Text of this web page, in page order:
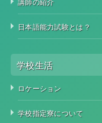
日本語能力試験とは？
学校生活
ロケーション
学校指定寮について